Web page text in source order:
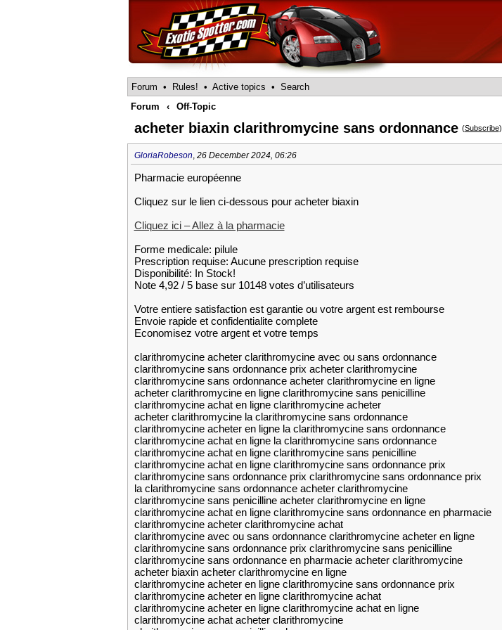
Forum • Rules! • Active topics • Search
Forum
‹ Off-Topic
acheter biaxin clarithromycine sans ordonnance (Subscribe)
GloriaRobeson, 26 December 2024, 06:26
Pharmacie européenne
Cliquez sur le lien ci-dessous pour acheter biaxin
Cliquez ici – Allez à la pharmacie
Forme medicale: pilule
Prescription requise: Aucune prescription requise
Disponibilité: In Stock!
Note 4,92 / 5 base sur 10148 votes d’utilisateurs
Votre entiere satisfaction est garantie ou votre argent est rembourse
Envoie rapide et confidentialite complete
Economisez votre argent et votre temps
clarithromycine acheter clarithromycine avec ou sans ordonnance
clarithromycine sans ordonnance prix acheter clarithromycine
clarithromycine sans ordonnance acheter clarithromycine en ligne
acheter clarithromycine en ligne clarithromycine sans penicilline
clarithromycine achat en ligne clarithromycine acheter
acheter clarithromycine la clarithromycine sans ordonnance
clarithromycine acheter en ligne la clarithromycine sans ordonnance
clarithromycine achat en ligne la clarithromycine sans ordonnance
clarithromycine achat en ligne clarithromycine sans penicilline
clarithromycine achat en ligne clarithromycine sans ordonnance prix
clarithromycine sans ordonnance prix clarithromycine sans ordonnance prix
la clarithromycine sans ordonnance acheter clarithromycine
clarithromycine sans penicilline acheter clarithromycine en ligne
clarithromycine achat en ligne clarithromycine sans ordonnance en pharmacie
clarithromycine acheter clarithromycine achat
clarithromycine avec ou sans ordonnance clarithromycine acheter en ligne
clarithromycine sans ordonnance prix clarithromycine sans penicilline
clarithromycine sans ordonnance en pharmacie acheter clarithromycine
acheter biaxin acheter clarithromycine en ligne
clarithromycine acheter en ligne clarithromycine sans ordonnance prix
clarithromycine acheter en ligne clarithromycine achat
clarithromycine acheter en ligne clarithromycine achat en ligne
clarithromycine achat acheter clarithromycine